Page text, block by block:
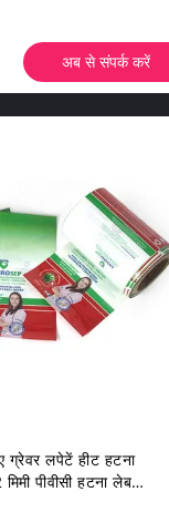
अब से संपर्क करें
ग्रेवर लपेटें हीट हटना
पीवीसी हटना लेबल